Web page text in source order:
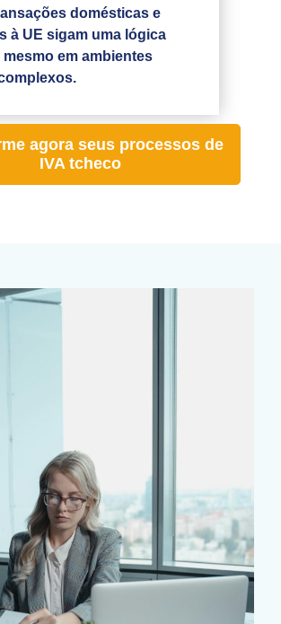
domésticas e
à UE sigam uma lógica
em ambientes
agora seus processos de
IVA tcheco